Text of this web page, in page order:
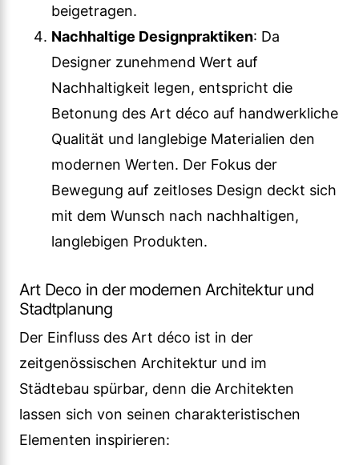
beigetragen.
Nachhaltige Designpraktiken: Da
Designer zunehmend Wert auf
Nachhaltigkeit legen, entspricht die
Betonung des Art déco auf handwerkliche
Qualität und langlebige Materialien den
modernen Werten. Der Fokus der
Bewegung auf zeitloses Design deckt sich
mit dem Wunsch nach nachhaltigen,
langlebigen Produkten.
Art Deco in der modernen Architektur und
Stadtplanung
Der Einfluss des Art déco ist in der
zeitgenössischen Architektur und im
Städtebau spürbar, denn die Architekten
lassen sich von seinen charakteristischen
Elementen inspirieren: